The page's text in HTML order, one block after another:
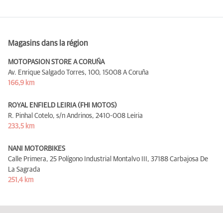
Magasins dans la région
MOTOPASION STORE A CORUÑA
Av. Enrique Salgado Torres, 100, 15008 A Coruña
166,9 km
ROYAL ENFIELD LEIRIA (FHI MOTOS)
R. Pinhal Cotelo, s/n Andrinos, 2410-008 Leiria
233,5 km
NANI MOTORBIKES
Calle Primera, 25 Polígono Industrial Montalvo III, 37188 Carbajosa De
La Sagrada
251,4 km